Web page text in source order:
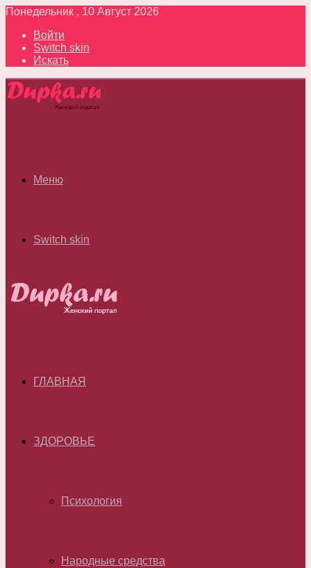
Понедельник , 10 Август 2026
Войти
Switch skin
Искать
Меню
Switch skin
ГЛАВНАЯ
ЗДОРОВЬЕ
Психология
Народные средства